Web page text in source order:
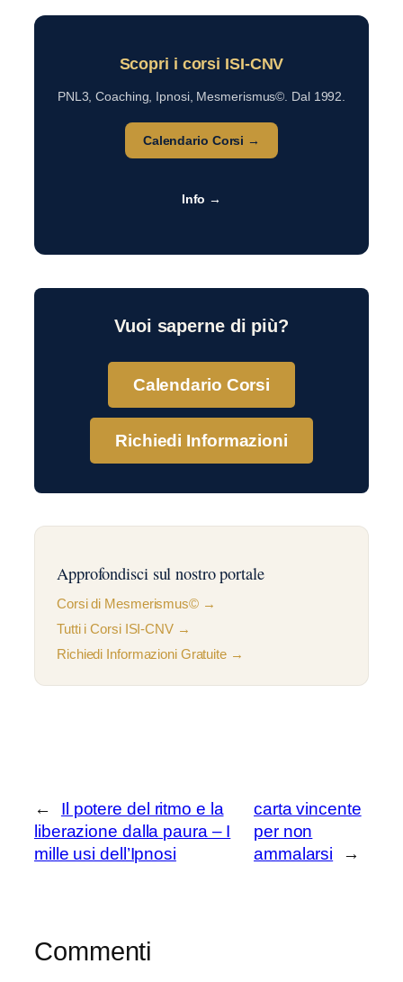
Scopri i corsi ISI-CNV
PNL3, Coaching, Ipnosi, Mesmerismus©. Dal 1992.
Calendario Corsi →
Info →
Vuoi saperne di più?
Calendario Corsi
Richiedi Informazioni
Approfondisci sul nostro portale
Corsi di Mesmerismus© →
Tutti i Corsi ISI-CNV →
Richiedi Informazioni Gratuite →
←
Il potere del ritmo e la
liberazione dalla paura – I
mille usi dell’Ipnosi
carta vincente
per non
ammalarsi
→
Commenti